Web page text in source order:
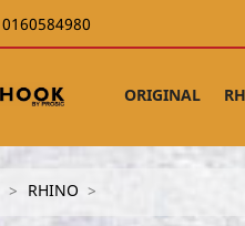
0160584980
ORIGINAL
RHINO